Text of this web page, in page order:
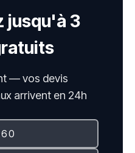
jusqu'à 3
— vos devis
arrivent en 24h